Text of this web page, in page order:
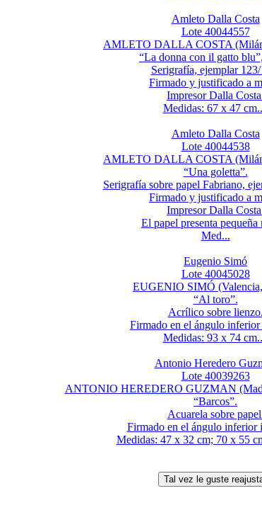
Amleto Dalla Costa
Lote 40044557
AMLETO DALLA COSTA
“La donna con il gatto
Serigrafía, ejemplar
Firmado y justificado a
Impresor Dalla
Medidas: 67 x 47
Amleto Dalla Costa
Lote 40044538
AMLETO DALLA COSTA
“Una goletta”.
Serigrafía sobre papel Fabriano,
Firmado y justificado a
Impresor Dalla
El papel presenta pequeña
Med...
Eugenio Simó
Lote 40045028
EUGENIO SIMÓ
“Al toro”.
Acrílico sobre lienzo.
Firmado en el ángulo inferior
Medidas: 93 x 74
Antonio Heredero
Lote 40039263
ANTONIO HEREDERO GUZMAN
“Barcos”.
Acuarela sobre
Firmado en el ángulo inferior
Medidas: 47 x 32 cm; 70 x 55